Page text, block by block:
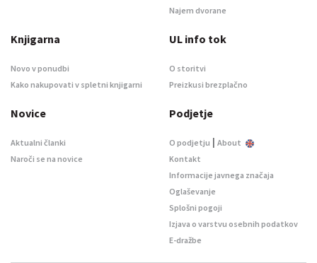
Najem dvorane
Knjigarna
Novo v ponudbi
Kako nakupovati v spletni knjigarni
UL info tok
O storitvi
Preizkusi brezplačno
Novice
Aktualni članki
Naroči se na novice
Podjetje
O podjetju | About
Kontakt
Informacije javnega značaja
Oglaševanje
Splošni pogoji
Izjava o varstvu osebnih podatkov
E-dražbe